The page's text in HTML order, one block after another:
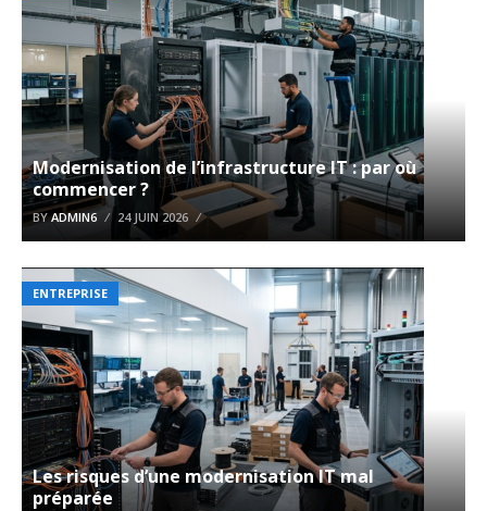
Modernisation de l’infrastructure IT : par où
commencer ?
BYADMIN6 24 JUIN 2026
ENTREPRISE
Les risques d’une modernisation IT mal
préparée